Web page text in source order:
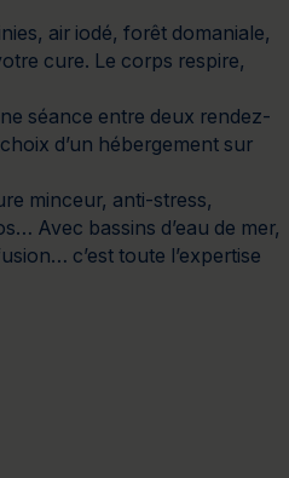
air iodé, forêt domaniale,
cure. Le corps respire,
séance entre deux rendez-
d’un hébergement sur
minceur, anti-stress,
Avec bassins d’eau de mer,
c’est toute l’expertise